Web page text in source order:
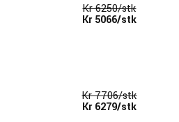
Kr 6250/stk
Kr 5066/stk
Kr 7706/stk
Kr 6279/stk
Kr 7706/stk
Kr 6279/stk